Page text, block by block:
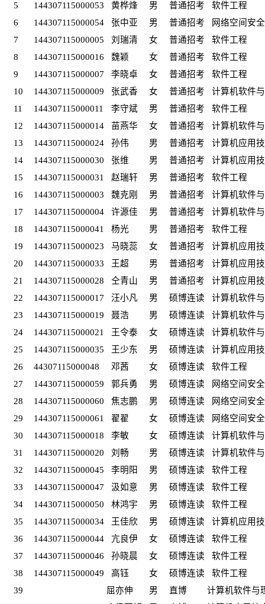
5
144307115000053 黄桦烽 男 普通招考
软件工程
6
144307115000054 张中亚 男 普通招考
网络空间安全
7
144307115000005 刘瑞清 女 普通招考
软件工程
8
144307115000016 魏颖 女 普通招考
软件工程
9
144307115000007 李晓卓 女 普通招考
软件工程
10
144307115000009 张武香 女 普通招考
计算机软件
11
144307115000011 李守斌 男 普通招考
软件工程
12
144307115000014 苗燕华 女 普通招考
计算机软件
13
144307115000024 孙伟 男 普通招考
计算机应用
14
144307115000030 张维 男 普通招考
计算机应用
15
144307115000031 赵瑞轩 男 普通招考
软件工程
16
144307115000003 魏克刚 男 普通招考
计算机软件
17
144307115000004 许源佳 男 普通招考
计算机软件
18
144307115000041 杨光 男 普通招考
软件工程
19
144307115000023 马晓蕊 女 普通招考
计算机应用
20
144307115000033 王超 男 普通招考
计算机应用
21
144307115000028 仝青山 男 普通招考
计算机应用
22
144307115000017 汪小凡 男 硕博连读
计算机软件
23
144307115000019 聂浩 男 硕博连读
计算机软件
24
144307115000021 王令泰 女 硕博连读
计算机软件
25
144307115000035 王少东 男 硕博连读
计算机应用
26
44307115000048 邓茜 女 硕博连读
软件工程
27
144307115000059 郭兵勇 男 硕博连读
网络空间安全
28
144307115000060 焦志鹏 男 硕博连读
网络空间安全
29
144307115000061 翟翟 女 硕博连读
网络空间安全
30
144307115000018 李敏 女 硕博连读
计算机软件
31
144307115000020 刘畅 男 硕博连读
计算机软件
32
144307115000045 李明阳 男 硕博连读
软件工程
33
144307115000047 汲如意 男 硕博连读
软件工程
34
144307115000050 林鸿宇 男 硕博连读
软件工程
35
144307115000034 王佳欣 男 硕博连读
计算机应用
36
144307115000044 亢良伊 女 硕博连读
软件工程
37
144307115000046 孙晓晨 女 硕博连读
软件工程
38
144307115000049 高钰 女 硕博连读
软件工程
39
屈亦伸 男 直博
计算机软件与